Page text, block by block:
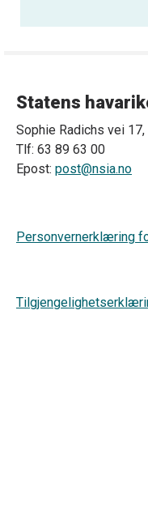
Statens
Sophie Radichs vei
Tlf: 63 89 63 00
Epost: post@nsia.no
Personvernerklæring